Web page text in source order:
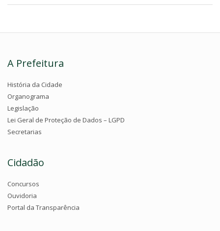
A Prefeitura
História da Cidade
Organograma
Legislação
Lei Geral de Proteção de Dados – LGPD
Secretarias
Cidadão
Concursos
Ouvidoria
Portal da Transparência